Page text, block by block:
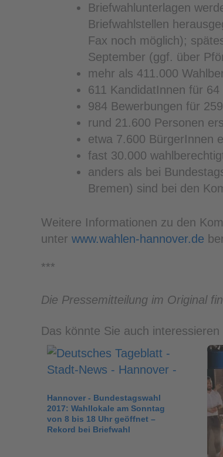
Briefwahlunterlagen
Briefwahlstellen
Fax noch möglich);
September (ggf. über
mehr als 411.000
611 KandidatInnen für 64
984 Bewerbungen für
rund 21.600 Personen
etwa 7.600 BürgerInnen
fast 30.000
anders als bei
Bremen) sind bei den
Weitere Informationen zu den
unter www.wahlen-hannover.de
***
Die Pressemitteilung im Original
Das könnte Sie auch interessieren
Hannover - Bundestagswahl
2017: Wahllokale am Sonntag
von 8 bis 18 Uhr geöffnet –
Rekord bei Briefwahl